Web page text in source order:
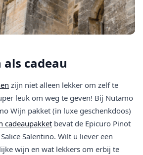
cadeau
zijn niet alleen lekker om zelf te
leuk om weg te geven! Bij Nutamo
Wijn pakket (in luxe geschenkdoos)
cadeaupakket bevat de Epicuro Pinot
Salentino. Wilt u liever een
wijn en wat lekkers om erbij te